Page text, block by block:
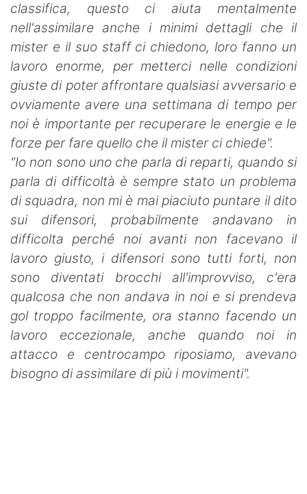
classifica, questo ci aiuta mentalmente
nell'assimilare anche i minimi dettagli che il
mister e il suo staff ci chiedono, loro fanno un
lavoro enorme, per metterci nelle condizioni
giuste di poter affrontare qualsiasi avversario e
ovviamente avere una settimana di tempo per
noi è importante per recuperare le energie e le
forze per fare quello che il mister ci chiede".
"Io non sono uno che parla di reparti, quando si
parla di difficoltà è sempre stato un problema
di squadra, non mi è mai piaciuto puntare il dito
sui difensori, probabilmente andavano in
difficolta perché noi avanti non facevano il
lavoro giusto, i difensori sono tutti forti, non
sono diventati brocchi all'improvviso, c'era
qualcosa che non andava in noi e si prendeva
gol troppo facilmente, ora stanno facendo un
lavoro eccezionale, anche quando noi in
attacco e centrocampo riposiamo, avevano
bisogno di assimilare di più i movimenti".